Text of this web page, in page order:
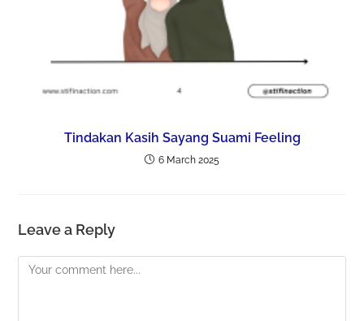
Tindakan Kasih Sayang Suami Feeling
6 March 2025
Leave a Reply